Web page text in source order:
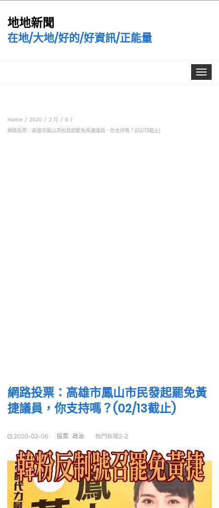
地地新聞
在地/大地/好的/好資訊/正能量
Toggle
Home 2020 2 月
6
網路投票：高雄市鳳山市民發起罷免黃捷議員，你支持嗎？(02/13截止)
網路投票：高雄市鳳山市民發起罷免黃
捷議員，你支持嗎？(02/13截止)
2020-02-06 投票 政治 熱門新聞2-2